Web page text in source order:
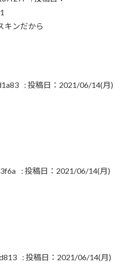
キンだから
: 投稿日：2021/06/14(月)
: 投稿日：2021/06/14(月)
: 投稿日：2021/06/14(月)